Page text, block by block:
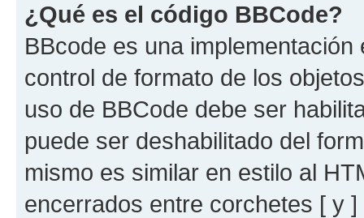
¿Qué es el código BBCode?
BBcode es una
control de formato de los
uso de BBCode debe ser
puede ser deshabilitado del
mismo es similar en estilo al
encerrados entre corchetes [ y